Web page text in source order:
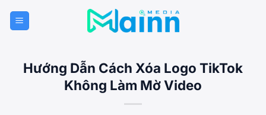
qua
Hướng Dẫn Cách Xóa Logo TikTok
Không Làm Mờ Video